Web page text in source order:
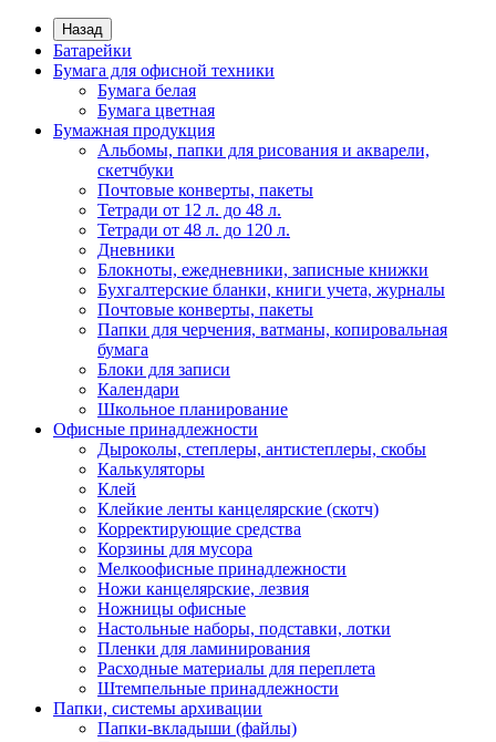
Назад
Батарейки
Бумага для офисной техники
Бумага белая
Бумага цветная
Бумажная продукция
Альбомы, папки для рисования и акварели,
скетчбуки
Почтовые конверты, пакеты
Тетради от 12 л. до 48 л.
Тетради от 48 л. до 120 л.
Дневники
Блокноты, ежедневники, записные книжки
Бухгалтерские бланки, книги учета, журналы
Почтовые конверты, пакеты
Папки для черчения, ватманы, копировальная
бумага
Блоки для записи
Календари
Школьное планирование
Офисные принадлежности
Дыроколы, степлеры, антистеплеры, скобы
Калькуляторы
Клей
Клейкие ленты канцелярские (скотч)
Корректирующие средства
Корзины для мусора
Мелкоофисные принадлежности
Ножи канцелярские, лезвия
Ножницы офисные
Настольные наборы, подставки, лотки
Пленки для ламинирования
Расходные материалы для переплета
Штемпельные принадлежности
Папки, системы архивации
Папки-вкладыши (файлы)